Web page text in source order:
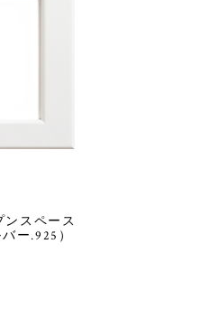
スペース
ー.925）